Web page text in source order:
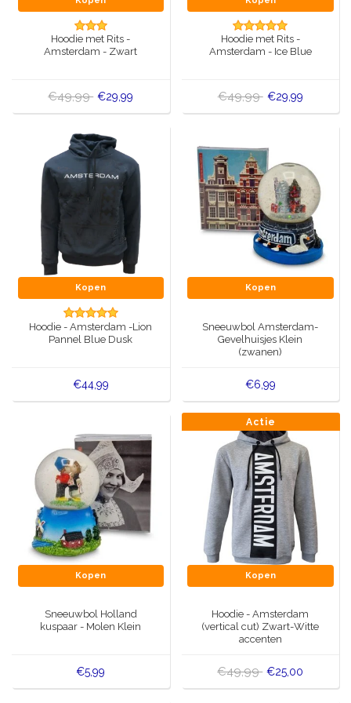
Wens & Ansichtkaarten
Wandborden - Gekleurd en Delfts blauw
Peper en Zout stelletjes
Speelkaarten
Delfts blauwe magneten
Hoodie met Rits -
Amsterdam - Zwart
€49,99 €29,99
Hoodie met Rits -
Amsterdam - Ice Blue
€49,99 €29,99
Kopen
Hoodie - Amsterdam -Lion
Pannel Blue Dusk
€44,99
Kopen
Sneeuwbol Amsterdam-
Gevelhuisjes Klein
(zwanen)
€6,99
Kopen
Sneeuwbol Holland
kuspaar - Molen Klein
€5,99
Actie
Kopen
Hoodie - Amsterdam
(vertical cut) Zwart-Witte
accenten
€49,99 €25,00